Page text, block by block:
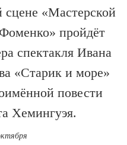
сцене «Мастерской
пройдёт
спектакля Ивана
«Старик и море»
повести
Хемингуэя.